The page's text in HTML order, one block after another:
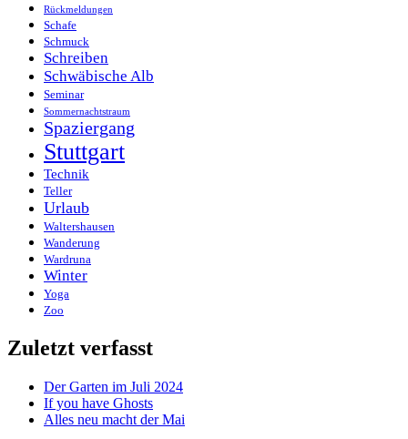
Rückmeldungen
Schafe
Schmuck
Schreiben
Schwäbische Alb
Seminar
Sommernachtstraum
Spaziergang
Stuttgart
Technik
Teller
Urlaub
Waltershausen
Wanderung
Wardruna
Winter
Yoga
Zoo
Zuletzt verfasst
Der Garten im Juli 2024
If you have Ghosts
Alles neu macht der Mai